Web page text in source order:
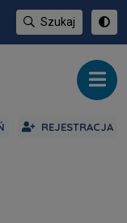
Szukaj
REJESTRACJA